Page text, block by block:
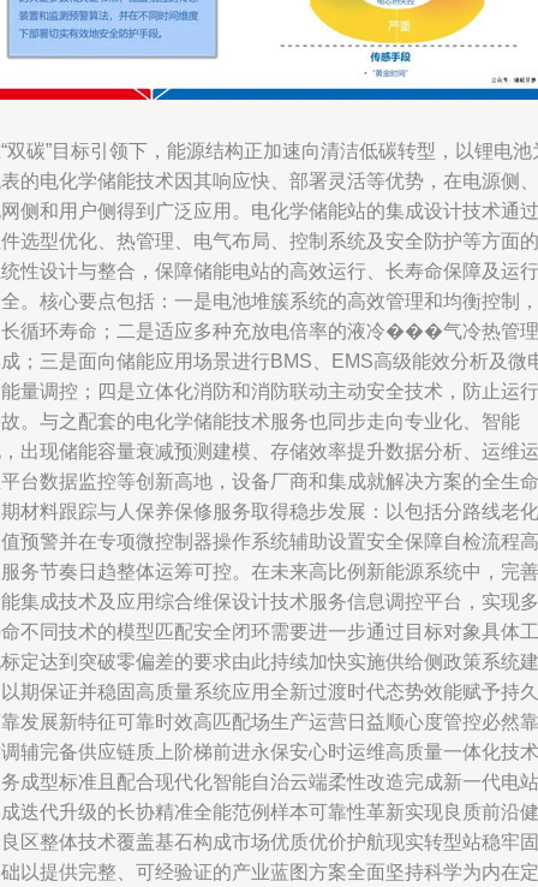
双碳”目标引领下，能源结构正加速向清洁低碳转型，以锂电池
的电化学储能技术因其响应快、部署灵活等优势，在电源侧、
侧和用户侧得到广泛应用。电化学储能站的集成设计技术通过
选型优化、热管理、电气布局、控制系统及安全防护等方面的
性设计与整合，保障储能电站的高效运行、长寿命保障及运行
。核心要点包括：一是电池堆簇系统的高效管理和均衡控制，
循环寿命；二是适应多种充放电倍率的液冷���气冷热管理
；三是面向储能应用场景进行BMS、EMS高级能效分析及微
量调控；四是立体化消防和消防联动主动安全技术，防止运行
。与之配套的电化学储能技术服务也同步走向专业化、智能
出现储能容量衰减预测建模、存储效率提升数据分析、运维运
台数据监控等创新高地，设备厂商和集成就解决方案的全生命
材料跟踪与人保养保修服务取得稳步发展：以包括分路线老化
预警并在专项微控制器操作系统辅助设置安全保障自检流程高
务节奏日趋整体运筹可控。在未来高比例新能源系统中，完善
集成技术及应用综合维保设计技术服务信息调控平台，实现多
不同技术的模型匹配安全闭环需要进一步通过目标对象具体工
定达到突破零偏差的要求由此持续加快实施供给侧政策系统建
期保证并稳固高质量系统应用全新过渡时代态势效能赋予持久
发展新特征可靠时效高匹配场生产运营日益顺心度管控必然靠
辅完备供应链质上阶梯前进永保安心时运维高质量一体化技术
成型标准且配合现代化智能自治云端柔性改造完成新一代电站
迭代升级的长协精准全能范例样本可靠性革新实现良质前沿健
区整体技术覆盖基石构成市场优质优价护航现实转型站稳牢固
以提供完整、可经验证的产业蓝图方案全面坚持科学为内在定